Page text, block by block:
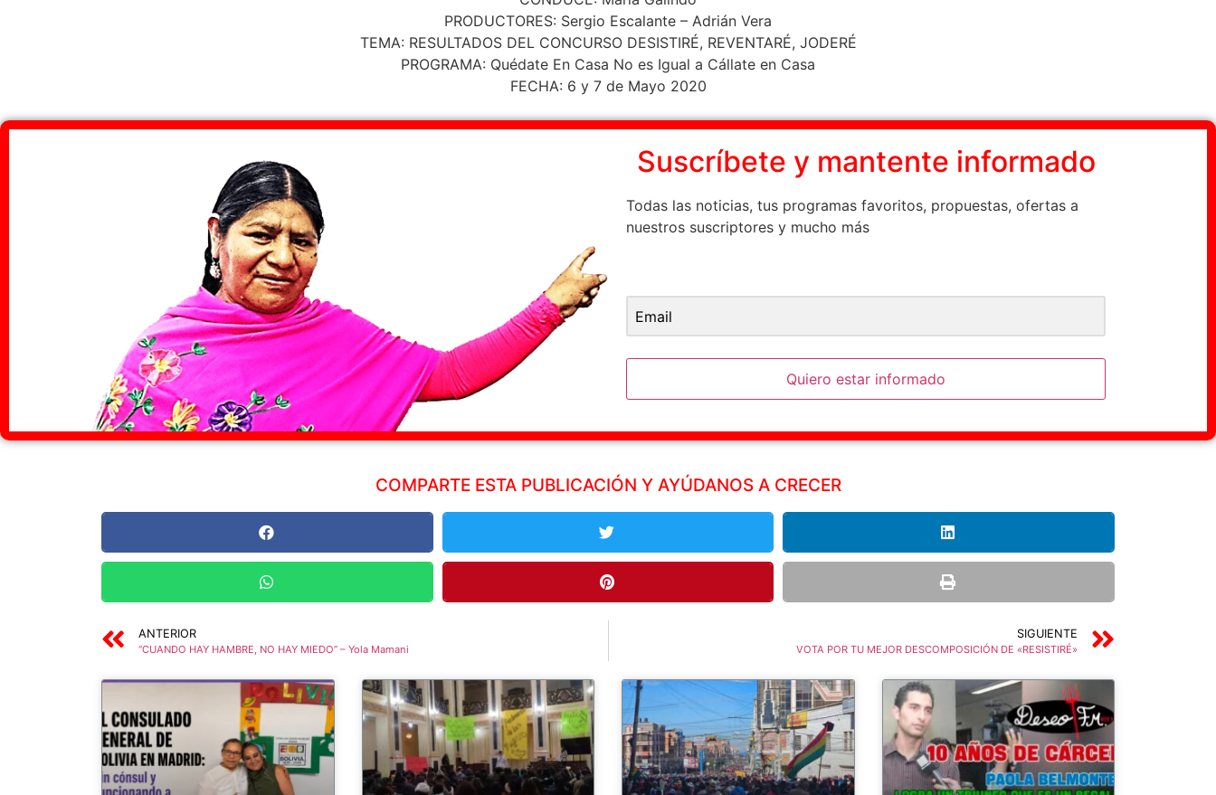
PRODUCTORES: Sergio Escalante – Adrián Vera
TEMA: RESULTADOS DEL CONCURSO DESISTIRÉ, REVENTARÉ, JODERÉ
PROGRAMA: Quédate En Casa No es Igual a Cállate en Casa
FECHA: 6 y 7 de Mayo 2020
Suscrí­bete y mantente informado
Todas las noticias, tus programas favoritos, propuestas, ofertas a
nuestros suscriptores y mucho más
Quiero estar informado
COMPARTE ESTA PUBLICACIÓN Y AYÚDANOS A CRECER
ANTERIOR
“CUANDO HAY HAMBRE, NO HAY MIEDO” – Yola Mamani
SIGUIENTE
VOTA POR TU MEJOR DESCOMPOSICIÓN DE «RESISTIRÉ»